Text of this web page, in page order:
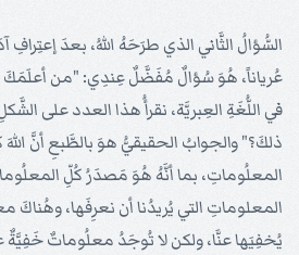
السُّؤالُ الثَّاني الذي طرَحَهُ اللهُ، بعدَ إعتِرافِ
عُرياناً، هُوَ سُؤالٌ مُفَضَّلٌ عِندِي: "من أعلَمَكَ
في اللُّغَةِ العِبريَّة، نقرأُ هذا العدد على
ذلكَ؟" والجوابُ الحقيقيُّ هوَ بالطَّبعِ أنَّ
المعلُوماتِ، بما أنَّهُ هُوَ مَصدَرُ كُلِّ
المعلوماتِ التي يُريدُنا أن نعرِفَها، وهُناكَ
يُخفِيَها عنَّا، ولكن لا تُوجَدُ معلُوماتٌ خَفِيَّةٌ